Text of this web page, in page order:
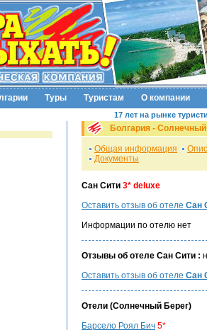
Туры Туристам О компании
17 лет на рынке
Болгария - Солнечный
Общая информация
Документы
Сан Сити 3* deluxe
Оставить отзыв об отеле Сан
Информации по отелю нет
Отзывы об отеле Сан Сити :
Оставить отзыв об отеле Сан
Отели (Солнечный Берег)
Барсело Роял Бич 5*